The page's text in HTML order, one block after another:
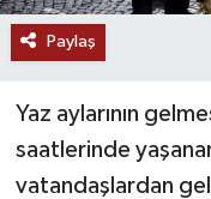
Paylaş
Yaz aylarının
saatlerinde
vatandaşlardan
SPONSORLU
TEKNOLOJİ